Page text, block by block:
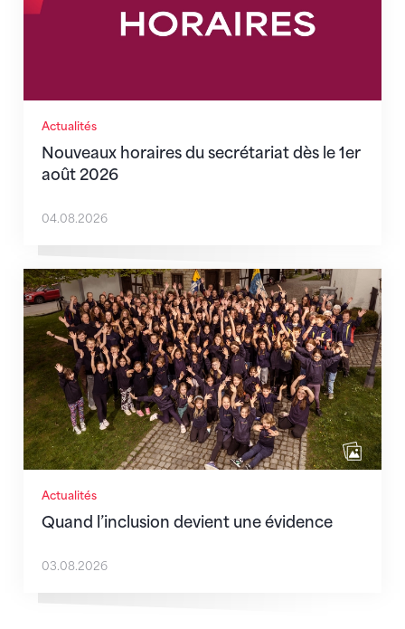
Actualités
Nouveaux horaires du secrétariat dès le 1er
août 2026
04.08.2026
Actualités
Quand l’inclusion devient une évidence
Quand l’inclusion devient une évidence
03.08.2026